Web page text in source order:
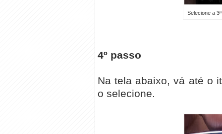
Selecione a
4º passo
Na tela abaixo, vá até o
o selecione.